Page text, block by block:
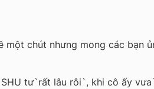
một chút nhưng mong các
tư`rất lâu rôi`, khi cô ấy